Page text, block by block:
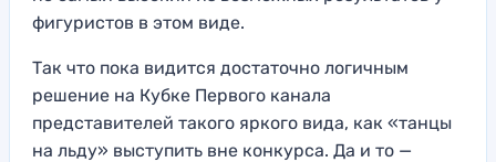
фигуристов в этом виде.
Так что пока видится достаточно логичным
решение на Кубке Первого канала
представителей такого яркого вида, как «танцы
на льду» выступить вне конкурса. Да и то —